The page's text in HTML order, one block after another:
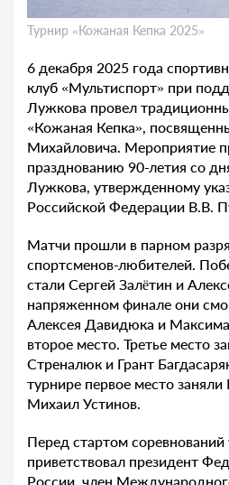
Турнир «Кожаная Кепка 2025»
6 декабря 2025 года
клуб «Мультиспорт» при
Лужкова провел
«Кожаная Кепка»,
Михайловича. Мероприятие
празднованию 90-летия со
Лужкова, утвержденному
Российской Федерации В.В.
Матчи прошли в парном
спортсменов-любителей.
стали Сергей Залëтин и
напряженном финале они
Алексея Давидюка и
второе место. Третье место
Стреналюк и Грант
турнире первое место
Михаил Устинов.
Перед стартом соревнований
приветствовал президент
России, член